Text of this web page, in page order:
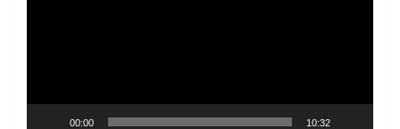
00:00 10:32